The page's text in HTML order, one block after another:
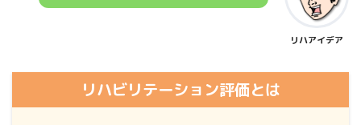
リハアイデア
リハビリテーション評価とは